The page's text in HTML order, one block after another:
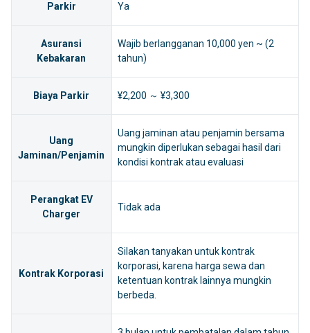
Parkir Ya
Asuransi
Kebakaran
Wajib berlangganan 10,000 yen ~ (2
tahun)
Biaya Parkir ¥2,200 ～ ¥3,300
Uang
Jaminan/Penjamin
Uang jaminan atau penjamin bersama
mungkin diperlukan sebagai hasil dari
kondisi kontrak atau evaluasi
Perangkat EV
Charger
Tidak ada
Kontrak Korporasi
Silakan tanyakan untuk kontrak
korporasi, karena harga sewa dan
ketentuan kontrak lainnya mungkin
berbeda.